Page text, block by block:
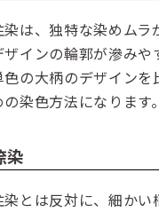
染は、独特な染めム
ザインの輪郭が滲み
色の大柄のデザイン
の染色方法になります。
染
染とは反対に、細か